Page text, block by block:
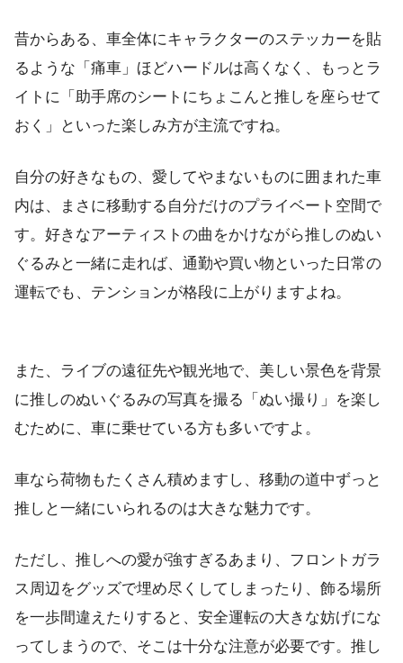
昔からある、車全体にキャラクターのステッカーを貼
るような「痛車」ほどハードルは高くなく、もっとラ
イトに「助手席のシートにちょこんと推しを座らせて
おく」といった楽しみ方が主流ですね。
自分の好きなもの、愛してやまないものに囲まれた車
内は、まさに移動する自分だけのプライベート空間で
す。好きなアーティストの曲をかけながら推しのぬい
ぐるみと一緒に走れば、通勤や買い物といった日常の
運転でも、テンションが格段に上がりますよね。
また、ライブの遠征先や観光地で、美しい景色を背景
に推しのぬいぐるみの写真を撮る「ぬい撮り」を楽し
むために、車に乗せている方も多いですよ。
車なら荷物もたくさん積めますし、移動の道中ずっと
推しと一緒にいられるのは大きな魅力です。
ただし、推しへの愛が強すぎるあまり、フロントガラ
ス周辺をグッズで埋め尽くしてしまったり、飾る場所
を一歩間違えたりすると、安全運転の大きな妨げにな
ってしまうので、そこは十分な注意が必要です。推し